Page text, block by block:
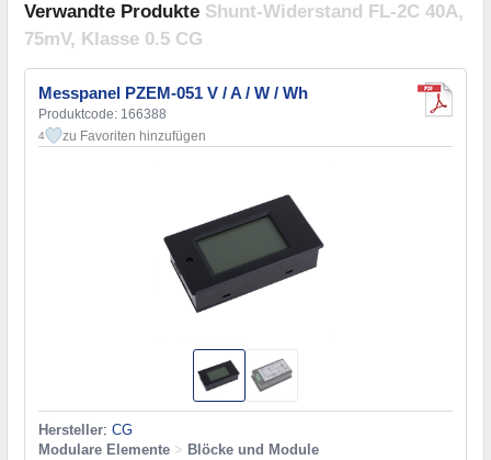
Verwandte Produkte Shunt-Widerstand FL-2C 40A,
75mV, Klasse 0.5 CG
Messpanel PZEM-051 V / A / W / Wh
Produktcode: 166388
4 zu Favoriten hinzufügen
Hersteller: CG
Modulare Elemente > Blöcke und Module